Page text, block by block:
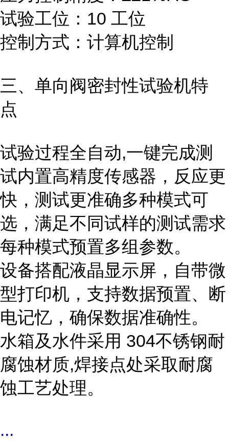
试验工位：10 工位
控制方式：计算机控制
三、单向阀密封性试验机特
点
试验过程全自动,一键完成测
试内置高精度传感器，反应更
快，测试更准确多种模式可
选，满足不同试样的测试需求
每种模式预置多组参数。
设备搭配液晶显示屏，自带微
型打印机，支持数据预置、断
电记忆，确保数据准确性。
水箱及水件采用 304不锈钢耐
腐蚀材质,焊接点处采取耐腐
蚀工艺处理。
...